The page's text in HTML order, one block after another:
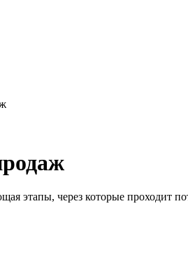
этапы, через которые проходит